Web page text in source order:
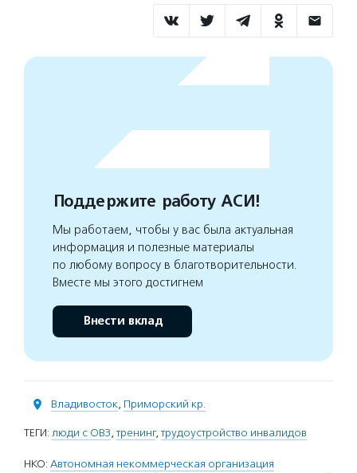
Поддержите работу АСИ!
Мы работаем, чтобы у вас была актуальная
информация и полезные материалы
по любому вопросу в благотворительности.
Вместе мы этого достигнем
Внести вклад
Владивосток, Приморский кр.
ТЕГИ: люди с ОВЗ,тренинг,трудоустройство инвалидов
НКО: Автономная некоммерческая организация